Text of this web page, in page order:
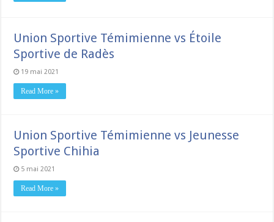
Union Sportive Témimienne vs Étoile
Sportive de Radès
19 mai 2021
Read More »
Union Sportive Témimienne vs Jeunesse
Sportive Chihia
5 mai 2021
Read More »